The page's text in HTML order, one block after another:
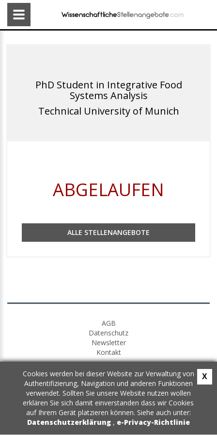
PhD Student in Integrative Food
Systems Analysis
Technical University of Munich
ABGELAUFEN
ALLE STELLENANGEBOTE
AGB
Datenschutz
Newsletter
Kontakt
Cookies werden bei dieser Website zur Verwaltung von
Authentifizierung, Navigation und anderen Funktionen
verwendet. Sollten Sie unsere Website nutzen wollen
erklären Sie sich damit einverstanden dass wir Cookies
auf Ihrem Gerät platzieren können. Siehe auch unter:
Datenschutzerklärung , e-Privacy-Richtlinie
X